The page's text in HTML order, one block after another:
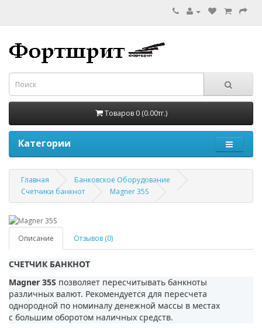
Товаров 0 (0.00тг.)
Категории
Главная
Банковское Оборудование
Счетчики банкнот
Magner 35S
Описание Отзывов (0)
СЧЕТЧИК БАНКНОТ
Magner 35S позволяет пересчитывать банкноты
различных валют. Рекомендуется для пересчета
однородной по номиналу денежной массы в местах
с большим оборотом наличных средств.